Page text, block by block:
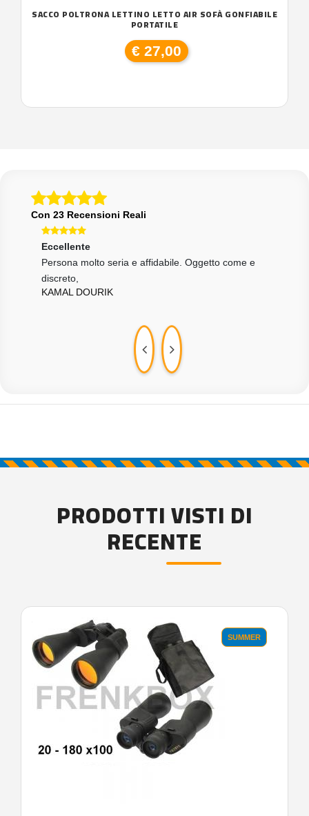
SACCO POLTRONA LETTINO LETTO AIR SOFÀ GONFIABILE
PORTATILE
€ 27,00
Con 23 Recensioni Reali
Eccellente
Persona molto seria e affidabile. Oggetto come e
discreto,
KAMAL DOURIK
PRODOTTI VISTI DI
RECENTE
SUMMER